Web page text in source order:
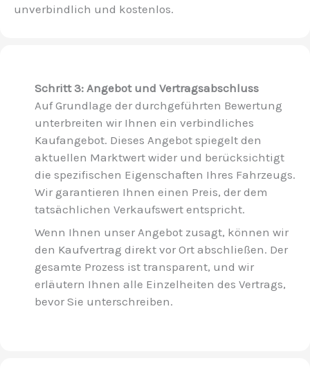
unverbindlich und kostenlos.
Schritt 3: Angebot und Vertragsabschluss
Auf Grundlage der durchgeführten Bewertung
unterbreiten wir Ihnen ein verbindliches
Kaufangebot. Dieses Angebot spiegelt den
aktuellen Marktwert wider und berücksichtigt
die spezifischen Eigenschaften Ihres Fahrzeugs.
Wir garantieren Ihnen einen Preis, der dem
tatsächlichen Verkaufswert entspricht.
Wenn Ihnen unser Angebot zusagt, können wir
den Kaufvertrag direkt vor Ort abschließen. Der
gesamte Prozess ist transparent, und wir
erläutern Ihnen alle Einzelheiten des Vertrags,
bevor Sie unterschreiben.